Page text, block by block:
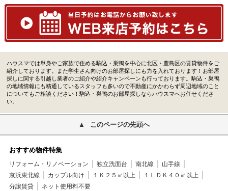
ハウスマでは単身やご家族で住める駒込・巣鴨を中心に北区・豊島区の賃貸物件をご
紹介しております。また学生さん向けのお部屋探しにも力を入れております！お部屋
探しに関する引越し業者のご紹介や紹介キャンペーンも行っております。駒込・巣鴨
の地域情報にも精通しているスタッフも多いので不動産にかかわらず周辺地域のこと
についてもご相談ください！駒込・巣鴨のお部屋探しならハウスマへお任せくださ
い。
このページの先頭へ
おすすめ物件特集
リフォーム・リノベーション 独立洗面台 南北線
山手線
京浜東北線
カップル向け １Ｋ２５㎡以上
１ＬＤＫ４０㎡以上
分譲賃貸
ネット使用料不要